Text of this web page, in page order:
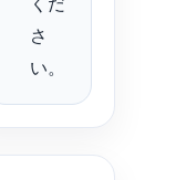
さ
い。